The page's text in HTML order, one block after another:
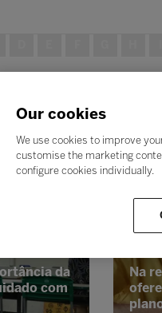
da
com
Na
Our cookies
We use cookies to improve
customise the marketing
configure cookies individually.